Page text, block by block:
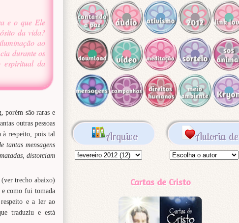
e o que Ele
da vida?
ao
durante os
espiritual da
porém são raras e
outras pessoas
à respeito, pois tal
tantas mensagens
distorciam
(ver trecho abaixo)
como fui tomada
respeito e a ler ao
traduziu e está
Arquivo Autoria de
Cartas de Cristo